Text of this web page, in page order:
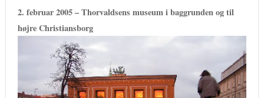
2. februar 2005 – Thorvaldsens museum i baggrunden og til
højre Christiansborg